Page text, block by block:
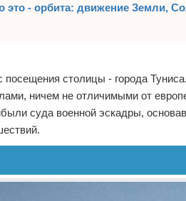
это - орбита: движение Земли,
посещения столицы - города
ничем не отличимыми от
суда военной эскадры,